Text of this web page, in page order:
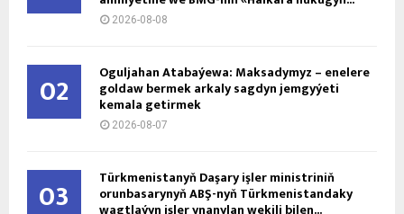
2026-08-08
02 Oguljahan Atabaýewa: Maksadymyz – enelere
goldaw bermek arkaly sagdyn jemgyýeti
kemala getirmek
2026-08-07
03 Türkmenistanyň Daşary işler ministriniň
orunbasarynyň ABŞ-nyň Türkmenistandaky